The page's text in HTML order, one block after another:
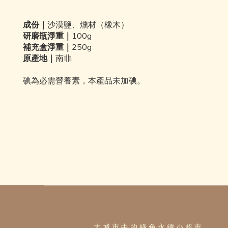
成份｜ 沙漠鹽、燻材（橡木）
研磨瓶淨重｜ 100g
補充盒淨重｜ 250g
原產地｜ 南非
碘為必需營養素，本產品未加碘。